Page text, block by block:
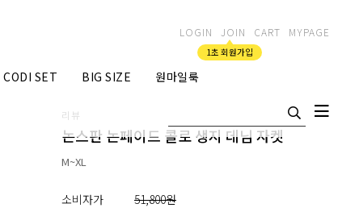
LOGIN JOIN
1초 회원가입
CART MYPAGE
CODI SET BIG SIZE 원마일룩
리뷰
논스판 논페이드 콜로 생지 데님 자켓
M~XL
소비자가
51,800원